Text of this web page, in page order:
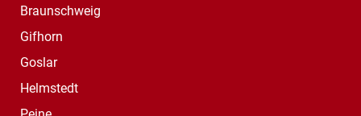
Braunschweig
Gifhorn
Goslar
Helmstedt